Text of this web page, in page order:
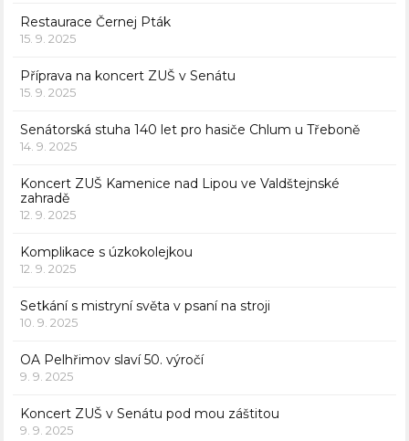
Restaurace Černej Pták
15. 9. 2025
Příprava na koncert ZUŠ v Senátu
15. 9. 2025
Senátorská stuha 140 let pro hasiče Chlum u Třeboně
14. 9. 2025
Koncert ZUŠ Kamenice nad Lipou ve Valdštejnské
zahradě
12. 9. 2025
Komplikace s úzkokolejkou
12. 9. 2025
Setkání s mistryní světa v psaní na stroji
10. 9. 2025
OA Pelhřimov slaví 50. výročí
9. 9. 2025
Koncert ZUŠ v Senátu pod mou záštitou
9. 9. 2025